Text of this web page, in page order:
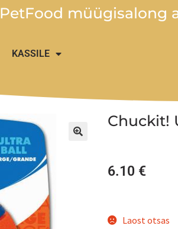
PetFood müügisalong
KASSILE
Chuckit!
6.10 €
Laost otsas